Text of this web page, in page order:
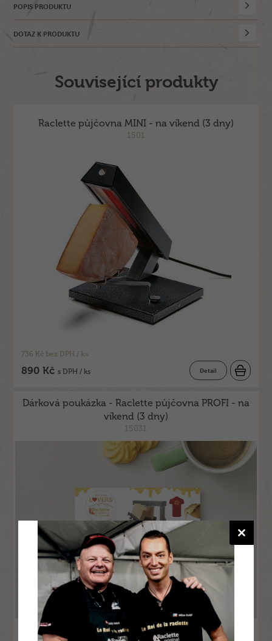
POPIS PRODUKTU
DOTAZ K PRODUKTU
Související produkty
Raclette půjčovna MINI - na víkend (3 dny)
1501
736 Kč bez DPH / ks
890 Kčs DPH / ks Detail
Dárková poukázka - Raclette půjčovna PROFI - na
víkend (3 dny)
15031